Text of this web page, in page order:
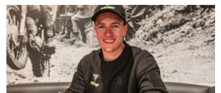
Jeremy
Sydow
und
Triumph:
Ein
Wechsel
mit
Perspektive